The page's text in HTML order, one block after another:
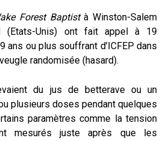
Forest Baptistà Winston-Salem
(Etats-Unis) ont fait appel à 19
ans ou plus souffrant d’ICFEP dans
randomisée (hasard).
du jus de betterave ou un
plusieurs doses pendant quelques
paramètres comme la tension
mesurés juste après que les